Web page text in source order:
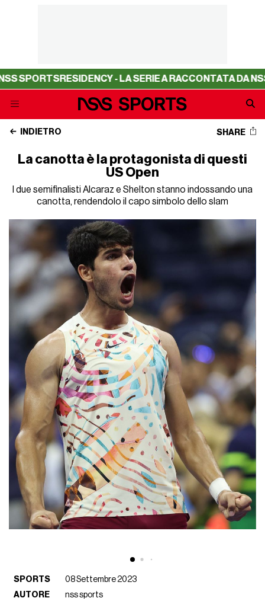
- LA SERIE A RACCONTATA DA NSS SPORTS
INDIETRO SHARE
La canotta è la protagonista di questi
US Open
I due semifinalisti Alcaraz e Shelton stanno indossando una
canotta, rendendolo il capo simbolo dello slam
SPORTS
08 Settembre 2023
AUTORE
nss sports